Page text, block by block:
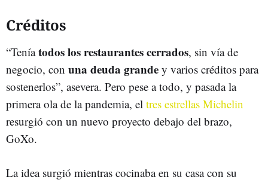
Créditos
“Tenía todos los restaurantes cerrados, sin vía de
negocio, con una deuda grande y varios créditos para
sostenerlos”, asevera. Pero pese a todo, y pasada la
primera ola de la pandemia, el tres estrellas Michelin
resurgió con un nuevo proyecto debajo del brazo,
GoXo.
La idea surgió mientras cocinaba en su casa con su